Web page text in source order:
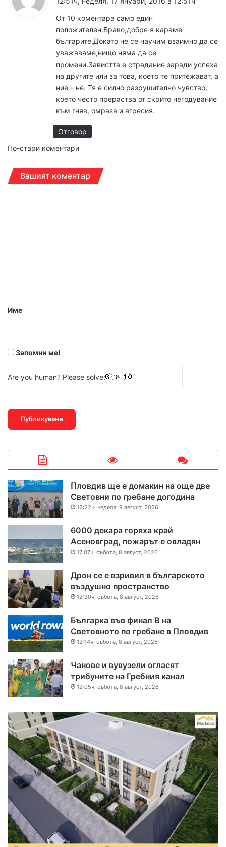
а
:
От 10 коментара само един
положителен.Браво,добре я караме
българите.Докато не се научим взаимно да се
уважаваме,нищо няма да се
промени.Завистта е страдание заради успеха
на другите или за това, което те притежават, а
ние – не. Тя е силно разрушително чувство,
което често прераства от скрито негодувание
към гняв, омраза и агресия.
Отговор
Н
а
в
я
з
а
к
о
е
н
т
а
р
и
т
е
По-стари коментари
Вашият коментар
р
Име
Запомни ме!
Are you human? Please solve:
Пловдив ще е домакин на още две
Световни по гребане догодина
12:22ч, неделя, 9 август, 2026
6000 декара горяха край
Асеновград, пожарът е овладян
17:07ч, събота, 8 август, 2026
Дрон се е взривил в българското
въздушно пространство
12:30ч, събота, 8 август, 2026
Българка във финал B на
Световното по гребане в Пловдив
12:14ч, събота, 8 август, 2026
Чанове и вувузели огласят
трибуните на Гребния канал
12:05ч, събота, 8 август, 2026